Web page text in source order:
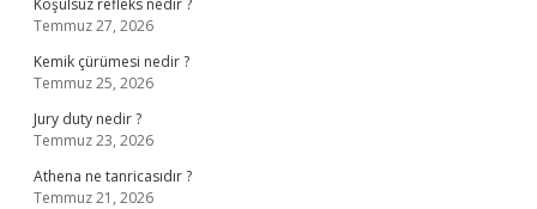
Koşulsuz refleks nedir ?
Temmuz 27, 2026
Kemik çürümesi nedir ?
Temmuz 25, 2026
Jury duty nedir ?
Temmuz 23, 2026
Athena ne tanricasıdır ?
Temmuz 21, 2026